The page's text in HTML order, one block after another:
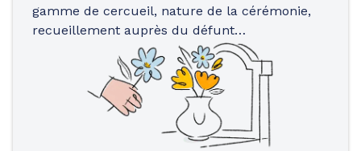
gamme de cercueil, nature de la cérémonie,
recueillement auprès du défunt…